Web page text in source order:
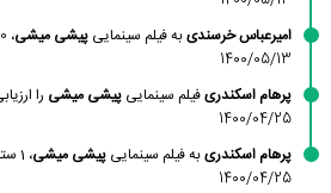
امیرعباس خرسندیبه فیلم سینمایی پیشی میشی، 10 ستاره داد.
1400/05/13
پرهام اسکندریفیلم سینمایی پیشی میشی را
1400/04/25
پرهام اسکندریبه فیلم سینمایی پیشی میشی، 1 ستاره داد.
1400/04/25